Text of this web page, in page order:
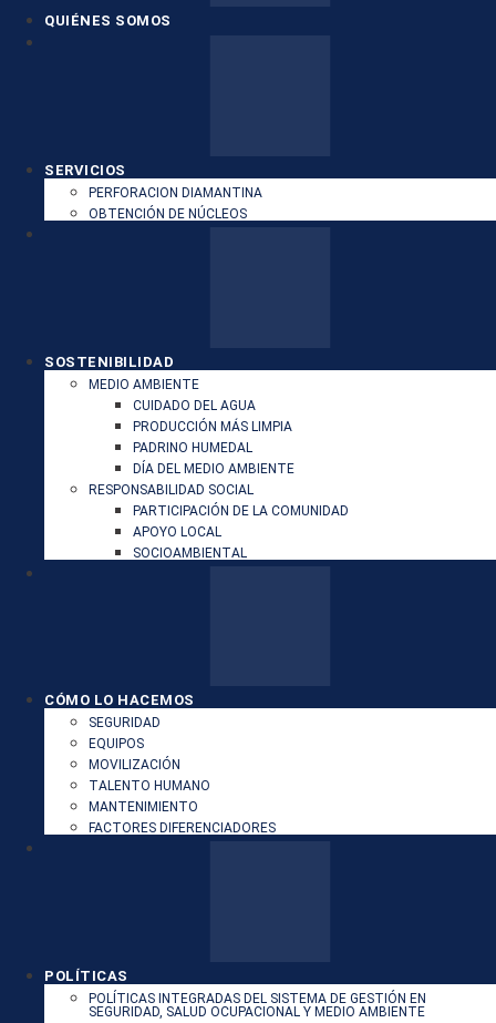
QUIÉNES SOMOS
SERVICIOS
PERFORACION DIAMANTINA
OBTENCIÓN DE NÚCLEOS
SOSTENIBILIDAD
MEDIO AMBIENTE
CUIDADO DEL AGUA
PRODUCCIÓN MÁS LIMPIA
PADRINO HUMEDAL
DÍA DEL MEDIO AMBIENTE
RESPONSABILIDAD SOCIAL
PARTICIPACIÓN DE LA COMUNIDAD
APOYO LOCAL
SOCIOAMBIENTAL
CÓMO LO HACEMOS
SEGURIDAD
EQUIPOS
MOVILIZACIÓN
TALENTO HUMANO
MANTENIMIENTO
FACTORES DIFERENCIADORES
POLÍTICAS
POLÍTICAS INTEGRADAS DEL SISTEMA DE GESTIÓN EN
SEGURIDAD, SALUD OCUPACIONAL Y MEDIO AMBIENTE